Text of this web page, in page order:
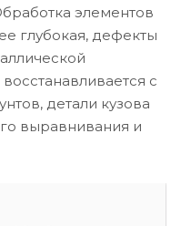
элементов
глубокая, дефекты
с
детали кузова
выравнивания и